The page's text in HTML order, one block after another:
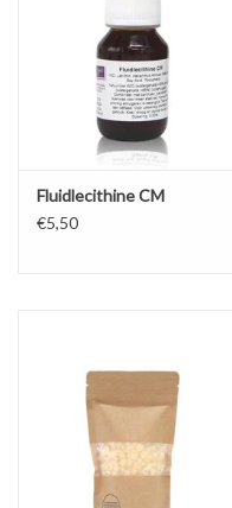
Fluidlecithine CM
€5,50